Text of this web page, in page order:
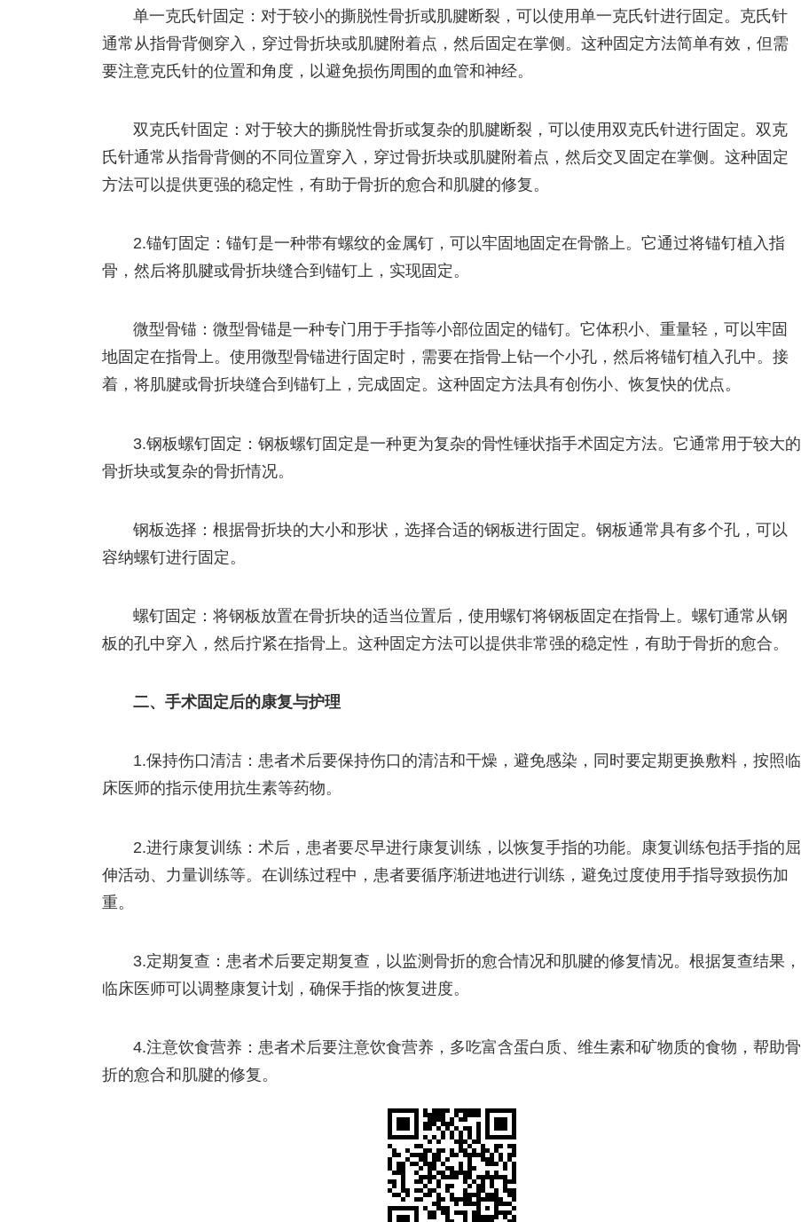
单一克氏针固定：对于较小的撕脱性骨折或肌腱断裂，可以使用单一克氏针进行固定。克氏针
通常从指骨背侧穿入，穿过骨折块或肌腱附着点，然后固定在掌侧。这种固定方法简单有效，但需
要注意克氏针的位置和角度，以避免损伤周围的血管和神经。
双克氏针固定：对于较大的撕脱性骨折或复杂的肌腱断裂，可以使用双克氏针进行固定。双克
氏针通常从指骨背侧的不同位置穿入，穿过骨折块或肌腱附着点，然后交叉固定在掌侧。这种固定
方法可以提供更强的稳定性，有助于骨折的愈合和肌腱的修复。
2.锚钉固定：锚钉是一种带有螺纹的金属钉，可以牢固地固定在骨骼上。它通过将锚钉植入指
骨，然后将肌腱或骨折块缝合到锚钉上，实现固定。
微型骨锚：微型骨锚是一种专门用于手指等小部位固定的锚钉。它体积小、重量轻，可以牢固
地固定在指骨上。使用微型骨锚进行固定时，需要在指骨上钻一个小孔，然后将锚钉植入孔中。接
着，将肌腱或骨折块缝合到锚钉上，完成固定。这种固定方法具有创伤小、恢复快的优点。
3.钢板螺钉固定：钢板螺钉固定是一种更为复杂的骨性锤状指手术固定方法。它通常用于较大的
骨折块或复杂的骨折情况。
钢板选择：根据骨折块的大小和形状，选择合适的钢板进行固定。钢板通常具有多个孔，可以
容纳螺钉进行固定。
螺钉固定：将钢板放置在骨折块的适当位置后，使用螺钉将钢板固定在指骨上。螺钉通常从钢
板的孔中穿入，然后拧紧在指骨上。这种固定方法可以提供非常强的稳定性，有助于骨折的愈合。
二、手术固定后的康复与护理
1.保持伤口清洁：患者术后要保持伤口的清洁和干燥，避免感染，同时要定期更换敷料，按照临
床医师的指示使用抗生素等药物。
2.进行康复训练：术后，患者要尽早进行康复训练，以恢复手指的功能。康复训练包括手指的屈
伸活动、力量训练等。在训练过程中，患者要循序渐进地进行训练，避免过度使用手指导致损伤加
重。
3.定期复查：患者术后要定期复查，以监测骨折的愈合情况和肌腱的修复情况。根据复查结果，
临床医师可以调整康复计划，确保手指的恢复进度。
4.注意饮食营养：患者术后要注意饮食营养，多吃富含蛋白质、维生素和矿物质的食物，帮助骨
折的愈合和肌腱的修复。